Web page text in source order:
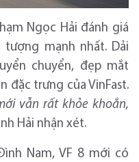
Ngọc Hải đánh giá
mạnh nhất. Dải
chuyển, đẹp mắt
đặc trưng của VinFast.
vẫn rất khỏe khoắn,
Hải nhận xét.
Nam, VF 8 mới có